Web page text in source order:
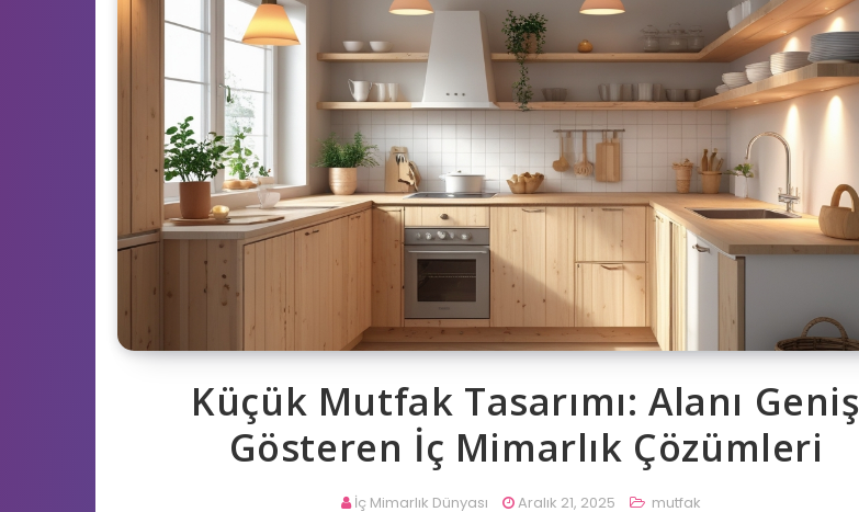
Küçük Mutfak Tasarımı: Alanı Geniş
Gösteren İç Mimarlık Çözümleri
İç Mimarlık Dünyası Aralık 21, 2025 mutfak